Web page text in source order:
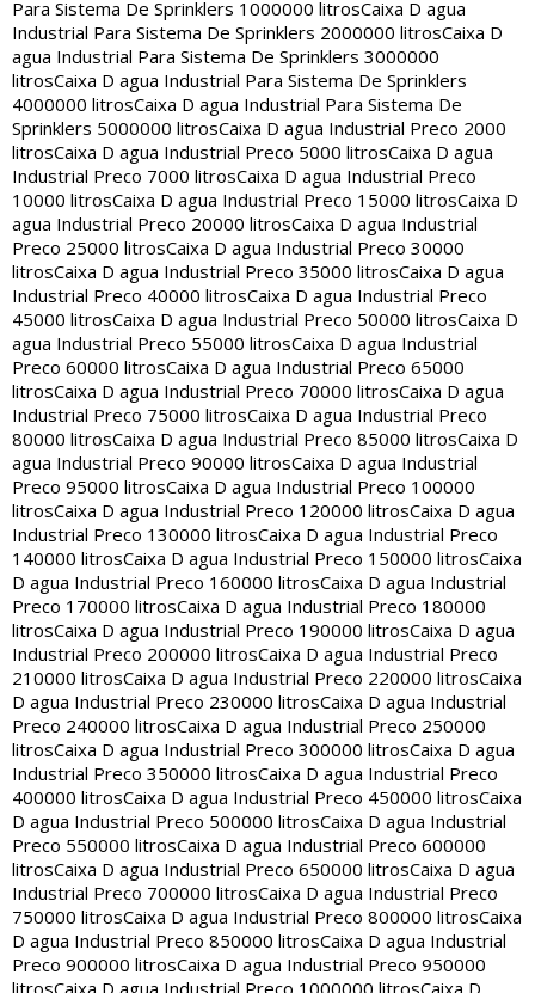
Para Sistema De Sprinklers 1000000 litrosCaixa D agua
Industrial Para Sistema De Sprinklers 2000000 litrosCaixa D
agua Industrial Para Sistema De Sprinklers 3000000
litrosCaixa D agua Industrial Para Sistema De Sprinklers
4000000 litrosCaixa D agua Industrial Para Sistema De
Sprinklers 5000000 litrosCaixa D agua Industrial Preco 2000
litrosCaixa D agua Industrial Preco 5000 litrosCaixa D agua
Industrial Preco 7000 litrosCaixa D agua Industrial Preco
10000 litrosCaixa D agua Industrial Preco 15000 litrosCaixa D
agua Industrial Preco 20000 litrosCaixa D agua Industrial
Preco 25000 litrosCaixa D agua Industrial Preco 30000
litrosCaixa D agua Industrial Preco 35000 litrosCaixa D agua
Industrial Preco 40000 litrosCaixa D agua Industrial Preco
45000 litrosCaixa D agua Industrial Preco 50000 litrosCaixa D
agua Industrial Preco 55000 litrosCaixa D agua Industrial
Preco 60000 litrosCaixa D agua Industrial Preco 65000
litrosCaixa D agua Industrial Preco 70000 litrosCaixa D agua
Industrial Preco 75000 litrosCaixa D agua Industrial Preco
80000 litrosCaixa D agua Industrial Preco 85000 litrosCaixa D
agua Industrial Preco 90000 litrosCaixa D agua Industrial
Preco 95000 litrosCaixa D agua Industrial Preco 100000
litrosCaixa D agua Industrial Preco 120000 litrosCaixa D agua
Industrial Preco 130000 litrosCaixa D agua Industrial Preco
140000 litrosCaixa D agua Industrial Preco 150000 litrosCaixa
D agua Industrial Preco 160000 litrosCaixa D agua Industrial
Preco 170000 litrosCaixa D agua Industrial Preco 180000
litrosCaixa D agua Industrial Preco 190000 litrosCaixa D agua
Industrial Preco 200000 litrosCaixa D agua Industrial Preco
210000 litrosCaixa D agua Industrial Preco 220000 litrosCaixa
D agua Industrial Preco 230000 litrosCaixa D agua Industrial
Preco 240000 litrosCaixa D agua Industrial Preco 250000
litrosCaixa D agua Industrial Preco 300000 litrosCaixa D agua
Industrial Preco 350000 litrosCaixa D agua Industrial Preco
400000 litrosCaixa D agua Industrial Preco 450000 litrosCaixa
D agua Industrial Preco 500000 litrosCaixa D agua Industrial
Preco 550000 litrosCaixa D agua Industrial Preco 600000
litrosCaixa D agua Industrial Preco 650000 litrosCaixa D agua
Industrial Preco 700000 litrosCaixa D agua Industrial Preco
750000 litrosCaixa D agua Industrial Preco 800000 litrosCaixa
D agua Industrial Preco 850000 litrosCaixa D agua Industrial
Preco 900000 litrosCaixa D agua Industrial Preco 950000